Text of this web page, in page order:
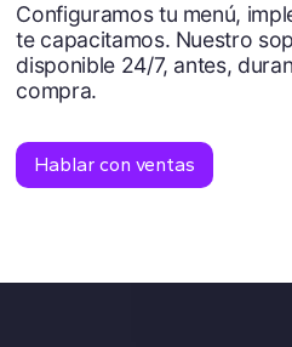
Configuramos tu menú,
te capacitamos. Nuestro
disponible 24/7, antes,
compra.
Hablar con ventas